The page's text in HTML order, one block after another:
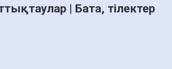
| Бата, тілектер